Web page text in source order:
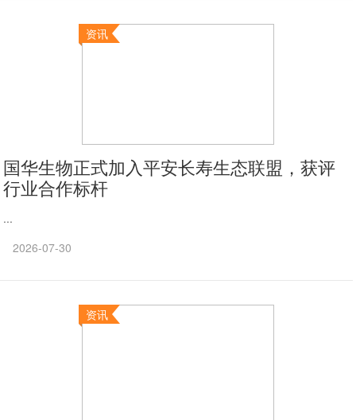
资讯
国华生物正式加入平安长寿生态联盟，获评
行业合作标杆
...
2026-07-30
资讯